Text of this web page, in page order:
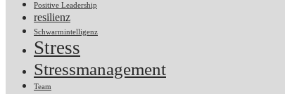
Positive Leadership
resilienz
Schwarmintelligenz
Stress
Stressmanagement
Team